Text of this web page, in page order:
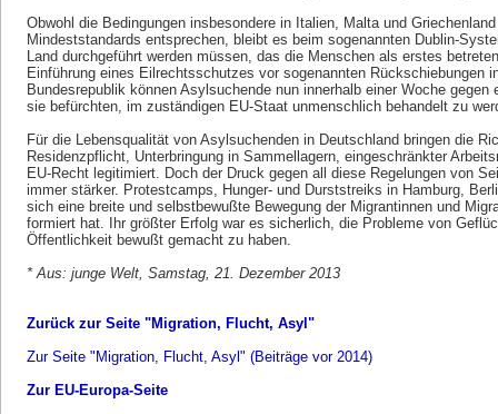
Obwohl die Bedingungen insbesondere in Italien, Malta und
Mindeststandards entsprechen, bleibt es beim sogenannten Dublin-
Land durchgeführt werden müssen, das die Menschen als erstes
Einführung eines Eilrechtsschutzes vor sogenannten Rückschiebungen
Bundesrepublik können Asylsuchende nun innerhalb einer Woche
sie befürchten, im zuständigen EU-Staat unmenschlich behandelt zu
Für die Lebensqualität von Asylsuchenden in Deutschland bringen die
Residenzpflicht, Unterbringung in Sammellagern, eingeschränkter
EU-Recht legitimiert. Doch der Druck gegen all diese Regelungen von
immer stärker. Protestcamps, Hunger- und Durststreiks in Hamburg,
sich eine breite und selbstbewußte Bewegung der Migrantinnen und
formiert hat. Ihr größter Erfolg war es sicherlich, die Probleme von
Öffentlichkeit bewußt gemacht zu haben.
* Aus: junge Welt, Samstag, 21. Dezember 2013
Zurück zur Seite "Migration, Flucht, Asyl"
Zur Seite "Migration, Flucht, Asyl" (Beiträge vor 2014)
Zur EU-Europa-Seite